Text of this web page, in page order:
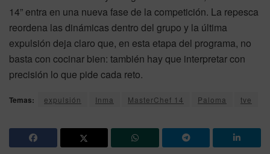
14” entra en una nueva fase de la competición. La repesca
reordena las dinámicas dentro del grupo y la última
expulsión deja claro que, en esta etapa del programa, no
basta con cocinar bien: también hay que interpretar con
precisión lo que pide cada reto.
Temas: expulsión Inma MasterChef 14 Paloma tve